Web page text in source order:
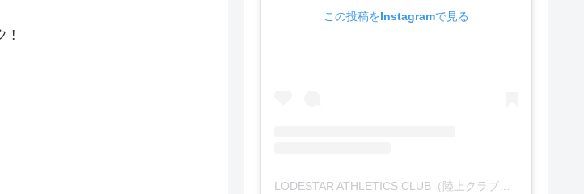
この投稿をInstagramで見る
LODESTAR ATHLETICS CLUB（陸上クラブ）(@lodestar.ac)がシェアした投稿